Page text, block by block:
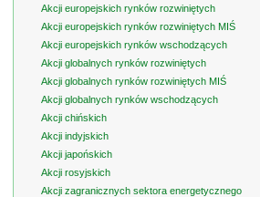
Akcji europejskich rynków rozwiniętych
Akcji europejskich rynków rozwiniętych MIŚ
Akcji europejskich rynków wschodzących
Akcji globalnych rynków rozwiniętych
Akcji globalnych rynków rozwiniętych MIŚ
Akcji globalnych rynków wschodzących
Akcji chińskich
Akcji indyjskich
Akcji japońskich
Akcji rosyjskich
Akcji zagranicznych sektora energetycznego